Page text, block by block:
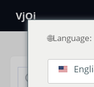
VjQj
🌐Language: